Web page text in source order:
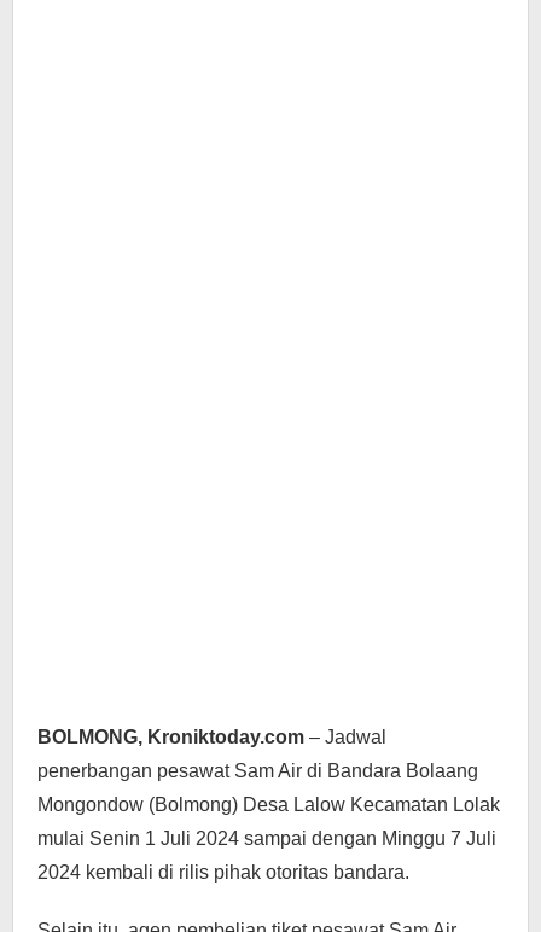
BOLMONG, Kroniktoday.com – Jadwal
penerbangan pesawat Sam Air di Bandara Bolaang
Mongondow (Bolmong) Desa Lalow Kecamatan Lolak
mulai Senin 1 Juli 2024 sampai dengan Minggu 7 Juli
2024 kembali di rilis pihak otoritas bandara.